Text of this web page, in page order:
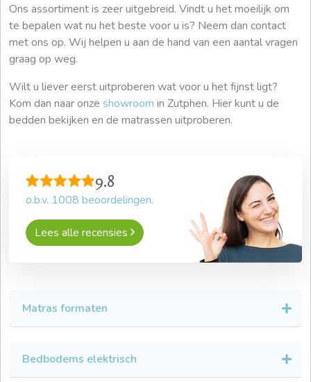
Ons assortiment is zeer uitgebreid. Vindt u het moeilijk om
te bepalen wat nu het beste voor u is? Neem dan contact
met ons op. Wij helpen u aan de hand van een aantal vragen
graag op weg.
Wilt u liever eerst uitproberen wat voor u het fijnst ligt?
Kom dan naar onze showroom in Zutphen. Hier kunt u de
bedden bekijken en de matrassen uitproberen.
9.8
o.b.v. 1008 beoordelingen.
Lees alle recensies
Matras formaten
Bedbodems elektrisch